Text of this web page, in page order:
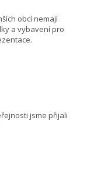
obcí nemají
a vybavení pro
jsme přijali